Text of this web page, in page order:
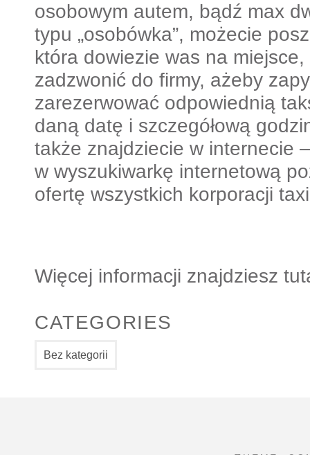
osobowym autem, bądź max
typu „osobówka”, możecie
która dowiezie was na
zadzwonić do firmy, ażeby
zarezerwować odpowiednią
daną datę i szczegółową
także znajdziecie w internecie
w wyszukiwarkę internetową
ofertę wszystkich korporacji
Więcej informacji znajdziesz
CATEGORIES
Bez kategorii